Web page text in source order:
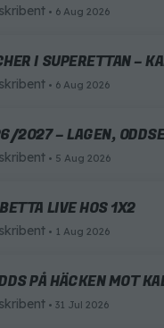
6 Aug 2026
I SUPERETTAN –
6 Aug 2026
2027 – LAGEN,
5 Aug 2026
LIVE HOS 1X2
1 Aug 2026
PÅ HÄCKEN MOT
31 Jul 2026